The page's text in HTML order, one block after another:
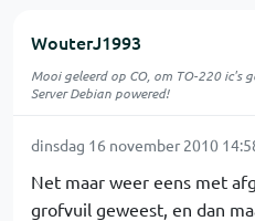
WouterJ1993
Mooi geleerd op CO, om TO-220 ic's
Server Debian powered!
dinsdag 16 november 2010
Net maar weer eens met
grofvuil geweest, en dan